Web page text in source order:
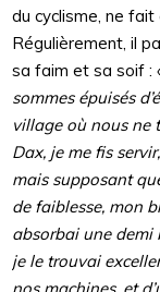
du cyclisme, ne fait
Régulièrement, il
sa faim et sa soif :
sommes épuisés
village où nous ne
Dax, je me fis
mais supposant
de faiblesse, mon
absorbai une demi
je le trouvai